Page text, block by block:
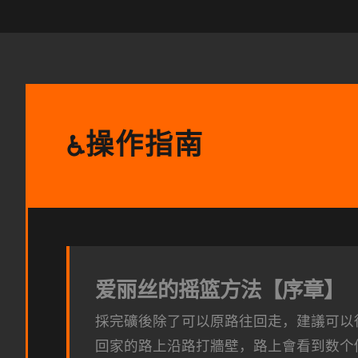
♿操作指南
爱丽丝的摇篮方法【序章】
採完礦後除了可以原路往回走，建議可以
回家的路上沿路打牆壁，路上會看到数个